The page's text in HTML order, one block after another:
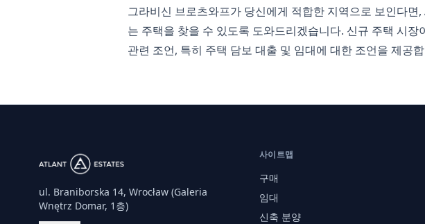
그라비신 브로츠와프가 당신에게 적합한 지역으로 보인다
는 주택을 찾을 수 있도록 도와드리겠습니다. 신규 주택 시
관련 조언, 특히 주택 담보 대출 및 임대에 대한 조언을 제공
ul. Braniborska 14, Wrocław (Galeria
Wnętrz Domar, 1층)
사이트맵
구매
임대
신축 분양